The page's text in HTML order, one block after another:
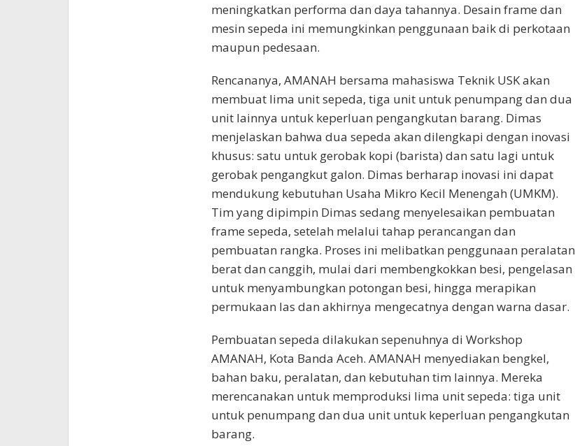
meningkatkan performa dan daya tahannya. Desain frame dan
mesin sepeda ini memungkinkan penggunaan baik di perkotaan
maupun pedesaan.
Rencananya, AMANAH bersama mahasiswa Teknik USK akan
membuat lima unit sepeda, tiga unit untuk penumpang dan dua
unit lainnya untuk keperluan pengangkutan barang. Dimas
menjelaskan bahwa dua sepeda akan dilengkapi dengan inovasi
khusus: satu untuk gerobak kopi (barista) dan satu lagi untuk
gerobak pengangkut galon. Dimas berharap inovasi ini dapat
mendukung kebutuhan Usaha Mikro Kecil Menengah (UMKM).
Tim yang dipimpin Dimas sedang menyelesaikan pembuatan
frame sepeda, setelah melalui tahap perancangan dan
pembuatan rangka. Proses ini melibatkan penggunaan peralatan
berat dan canggih, mulai dari membengkokkan besi, pengelasan
untuk menyambungkan potongan besi, hingga merapikan
permukaan las dan akhirnya mengecatnya dengan warna dasar.
Pembuatan sepeda dilakukan sepenuhnya di Workshop
AMANAH, Kota Banda Aceh. AMANAH menyediakan bengkel,
bahan baku, peralatan, dan kebutuhan tim lainnya. Mereka
merencanakan untuk memproduksi lima unit sepeda: tiga unit
untuk penumpang dan dua unit untuk keperluan pengangkutan
barang.